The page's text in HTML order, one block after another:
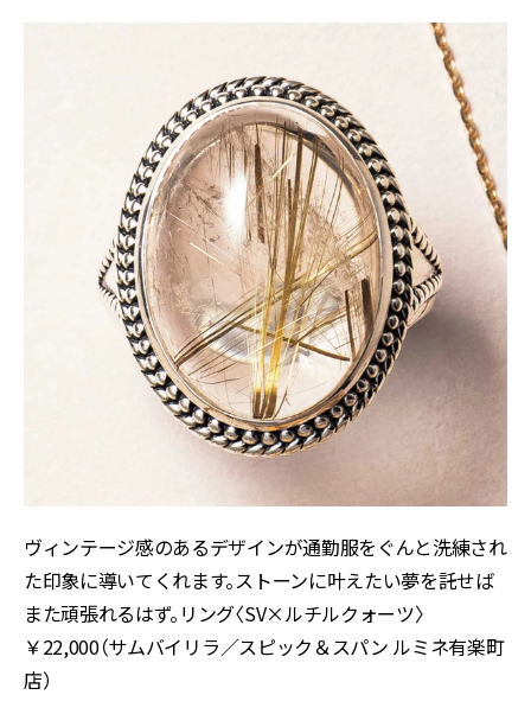
ヴィンテージ感のあるデザインが通勤服をぐんと洗練され
た印象に導いてくれます。ストーンに叶えたい夢を託せば
また頑張れるはず。リング〈SV×ルチルクォーツ〉
￥22,000（サムバイリラ／スピック＆スパン ルミネ有楽町
店）